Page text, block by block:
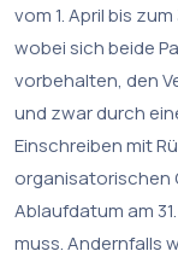
vom 1. April bis
wobei sich beide
vorbehalten, den
und zwar durch
Einschreiben mit
organisatorischen
Ablaufdatum am
muss. Andernfalls